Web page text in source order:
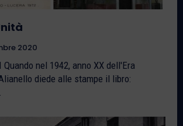
2020
Quando nel 1942, anno XX dell'Era
diede alle stampe il libro: